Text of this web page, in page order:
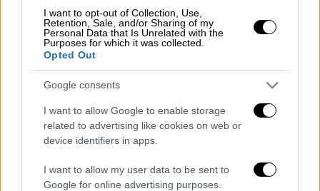
I want to opt-out of Collection, Use,
Retention, Sale, and/or Sharing of my
Personal Data that Is Unrelated with the
Purposes for which it was collected.
Opted Out
Google consents
I want to allow Google to enable storage
related to advertising like cookies on web or
device identifiers in apps.
I want to allow my user data to be sent to
Google for online advertising purposes.